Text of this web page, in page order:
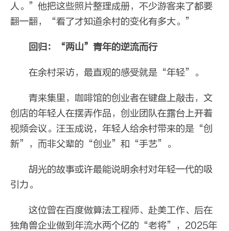
人。”他把这些照片整理成册，不少游客来了都要
翻一翻，“看了才知道余村的变化有多大。”
回归：“两山”青年的逆流而行
在余村采访，最直观的感受就是“年轻”。
青来集里，咖啡馆的创业者在键盘上敲击，文
创店的年轻人在摆弄作品，创业团队在露台上开着
视频会议。汪玉成说，年轻人给余村带来的是“创
新”，而非父辈的“创业”和“手艺”。
胡光的故事或许最能说明余村对年轻一代的吸
引力。
这位曾在百度做算法工程师、赴美工作、后在
独角兽企业做到年流水两个亿的“老将”，2025年